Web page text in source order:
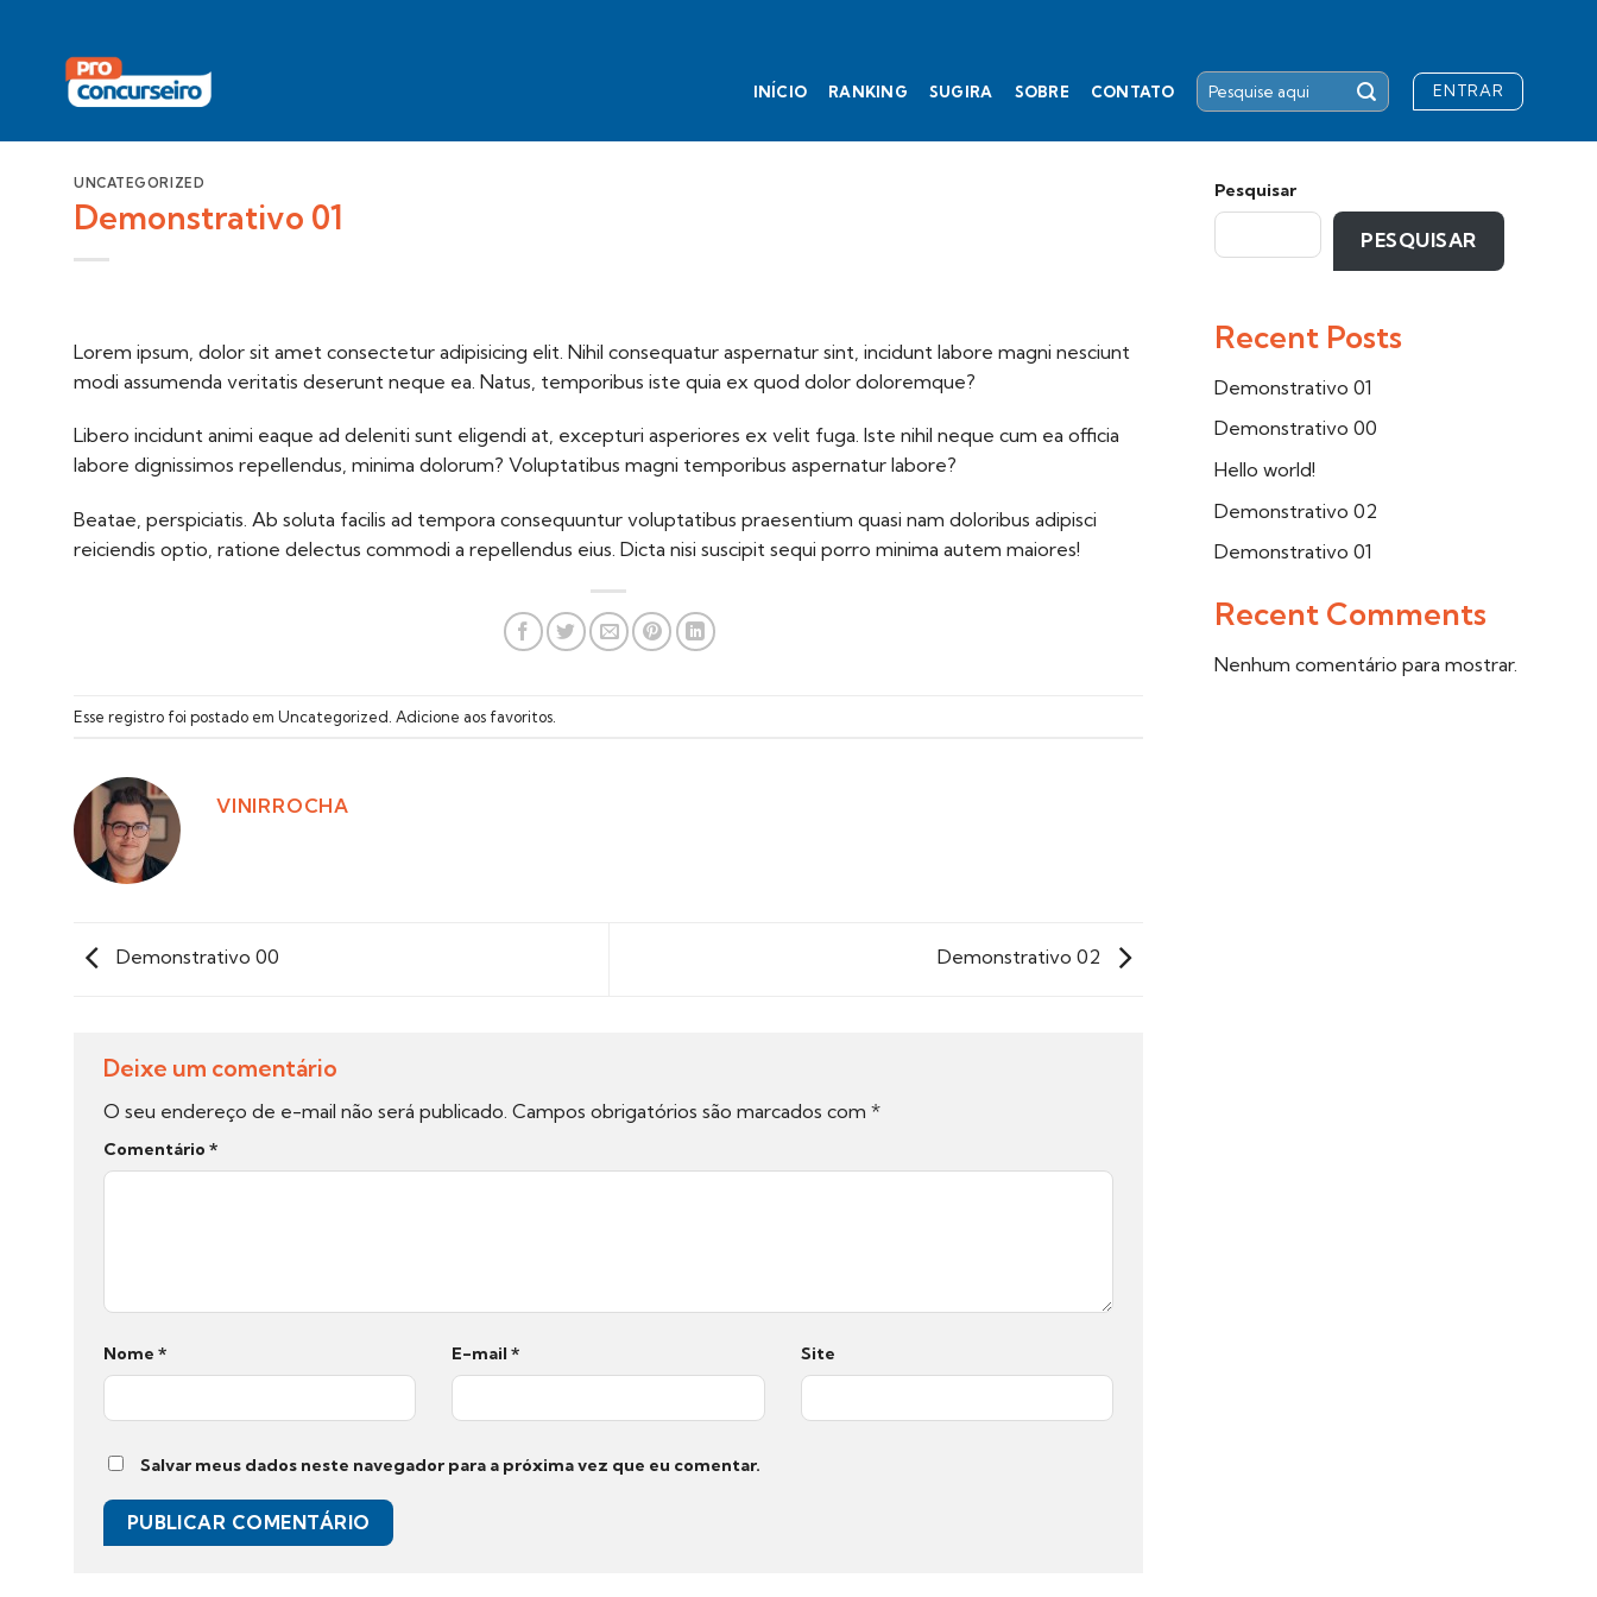
INÍCIO RANKING SUGIRA SOBRE CONTATO ENTRAR
UNCATEGORIZED
Demonstrativo 01
Lorem ipsum, dolor sit amet consectetur adipisicing elit. Nihil consequatur aspernatur sint, incidunt labore magni nesciunt
modi assumenda veritatis deserunt neque ea. Natus, temporibus iste quia ex quod dolor doloremque?
Libero incidunt animi eaque ad deleniti sunt eligendi at, excepturi asperiores ex velit fuga. Iste nihil neque cum ea officia
labore dignissimos repellendus, minima dolorum? Voluptatibus magni temporibus aspernatur labore?
Beatae, perspiciatis. Ab soluta facilis ad tempora consequuntur voluptatibus praesentium quasi nam doloribus adipisci
reiciendis optio, ratione delectus commodi a repellendus eius. Dicta nisi suscipit sequi porro minima autem maiores!
Esse registro foi postado em Uncategorized Adicione aos favoritos
VINIRROCHA
Demonstrativo 00 Demonstrativo 02
Deixe um comentário
O seu endereço de e-mail não será publicado. Campos obrigatórios são marcados com *
Comentário *
Nome * E-mail* Site
Salvar meus dados neste navegador para a próxima vez que eu comentar.
Pesquisar
PESQUISAR
Recent Posts
Demonstrativo 01
Demonstrativo 00
Hello world!
Demonstrativo 02
Demonstrativo 01
Recent Comments
Nenhum comentário para mostrar.